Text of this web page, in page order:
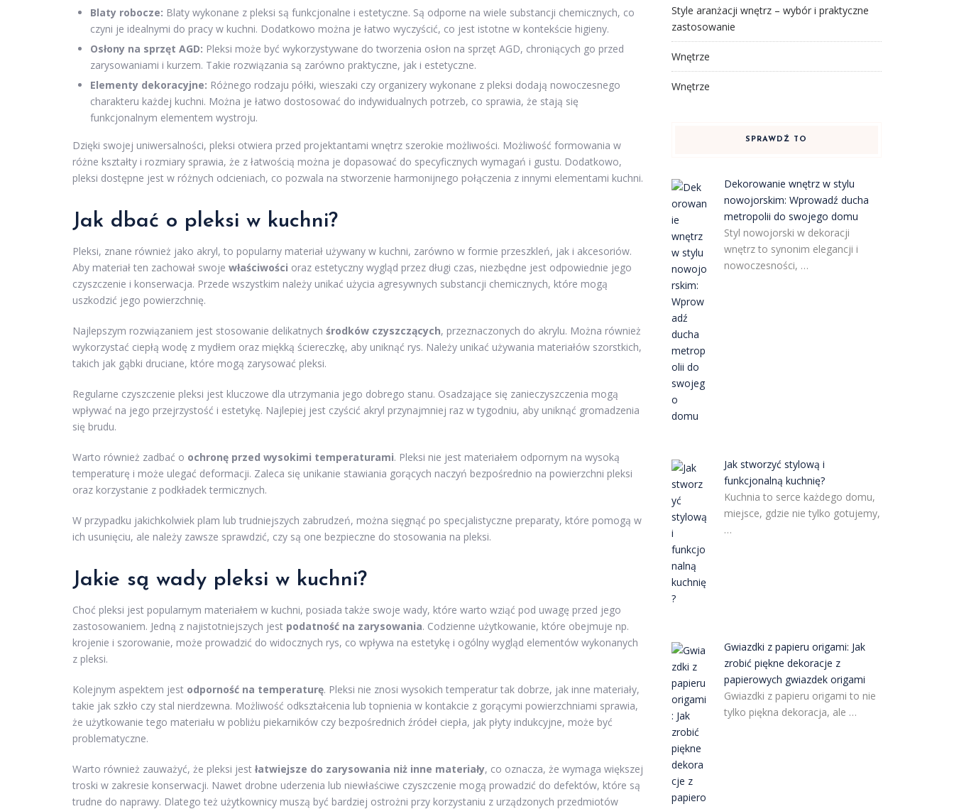
Blaty robocze: Blaty wykonane z pleksi są funkcjonalne i estetyczne. Są odporne na wiele substancji chemicznych, co
czyni je idealnymi do pracy w kuchni. Dodatkowo można je łatwo wyczyścić, co jest istotne w kontekście higieny.
Osłony na sprzęt AGD: Pleksi może być wykorzystywane do tworzenia osłon na sprzęt AGD, chroniących go przed
zarysowaniami i kurzem. Takie rozwiązania są zarówno praktyczne, jak i estetyczne.
Elementy dekoracyjne: Różnego rodzaju półki, wieszaki czy organizery wykonane z pleksi dodają nowoczesnego
charakteru każdej kuchni. Można je łatwo dostosować do indywidualnych potrzeb, co sprawia, że stają się
funkcjonalnym elementem wystroju.
Dzięki swojej uniwersalności, pleksi otwiera przed projektantami wnętrz szerokie możliwości. Możliwość formowania w
różne kształty i rozmiary sprawia, że z łatwością można je dopasować do specyficznych wymagań i gustu. Dodatkowo,
pleksi dostępne jest w różnych odcieniach, co pozwala na stworzenie harmonijnego połączenia z innymi elementami kuchni.
Jak dbać o pleksi w kuchni?
Pleksi, znane również jako akryl, to popularny materiał używany w kuchni, zarówno w formie przeszkleń, jak i akcesoriów.
Aby materiał ten zachował swoje właściwości oraz estetyczny wygląd przez długi czas, niezbędne jest odpowiednie jego
czyszczenie i konserwacja. Przede wszystkim należy unikać użycia agresywnych substancji chemicznych, które mogą
uszkodzić jego powierzchnię.
Najlepszym rozwiązaniem jest stosowanie delikatnych środków czyszczących, przeznaczonych do akrylu. Można również
wykorzystać ciepłą wodę z mydłem oraz miękką ściereczkę, aby uniknąć rys. Należy unikać używania materiałów szorstkich,
takich jak gąbki druciane, które mogą zarysować pleksi.
Regularne czyszczenie pleksi jest kluczowe dla utrzymania jego dobrego stanu. Osadzające się zanieczyszczenia mogą
wpływać na jego przejrzystość i estetykę. Najlepiej jest czyścić akryl przynajmniej raz w tygodniu, aby uniknąć gromadzenia
się brudu.
Warto również zadbać o ochronę przed wysokimi temperaturami. Pleksi nie jest materiałem odpornym na wysoką
temperaturę i może ulegać deformacji. Zaleca się unikanie stawiania gorących naczyń bezpośrednio na powierzchni pleksi
oraz korzystanie z podkładek termicznych.
W przypadku jakichkolwiek plam lub trudniejszych zabrudzeń, można sięgnąć po specjalistyczne preparaty, które pomogą w
ich usunięciu, ale należy zawsze sprawdzić, czy są one bezpieczne do stosowania na pleksi.
Jakie są wady pleksi w kuchni?
Choć pleksi jest popularnym materiałem w kuchni, posiada także swoje wady, które warto wziąć pod uwagę przed jego
zastosowaniem. Jedną z najistotniejszych jest podatność na zarysowania. Codzienne użytkowanie, które obejmuje np.
krojenie i szorowanie, może prowadzić do widocznych rys, co wpływa na estetykę i ogólny wygląd elementów wykonanych
z pleksi.
Kolejnym aspektem jest odporność na temperaturę. Pleksi nie znosi wysokich temperatur tak dobrze, jak inne materiały,
takie jak szkło czy stal nierdzewna. Możliwość odkształcenia lub topnienia w kontakcie z gorącymi powierzchniami sprawia,
że użytkowanie tego materiału w pobliżu piekarników czy bezpośrednich źródeł ciepła, jak płyty indukcyjne, może być
problematyczne.
Warto również zauważyć, że pleksi jest łatwiejsze do zarysowania niż inne materiały, co oznacza, że wymaga większej
troski w zakresie konserwacji. Nawet drobne uderzenia lub niewłaściwe czyszczenie mogą prowadzić do defektów, które są
trudne do naprawy. Dlatego też użytkownicy muszą być bardziej ostrożni przy korzystaniu z urządzonych przedmiotów
Style aranżacji wnętrz – wybór i praktyczne
zastosowanie
Wnętrze
Wnętrze
SPRAWDŹ TO
Dekorowanie wnętrz w stylu
nowojorskim: Wprowadź ducha
metropolii do swojego domu
Styl nowojorski w dekoracji
wnętrz to synonim elegancji i
nowoczesności, …
Jak stworzyć stylową i
funkcjonalną kuchnię?
Kuchnia to serce każdego domu,
miejsce, gdzie nie tylko gotujemy,
…
Gwiazdki z papieru origami: Jak
zrobić piękne dekoracje z
papierowych gwiazdek origami
Gwiazdki z papieru origami to nie
tylko piękna dekoracja, ale …